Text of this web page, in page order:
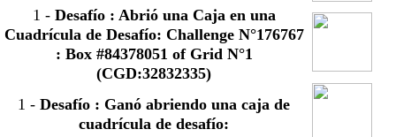
1 - Desafío : Abrió una Caja en una
Cuadrícula de Desafío: Challenge N°176767
: Box #84378051 of Grid N°1
(CGD:32832335)
1 -Desafío : Ganó abriendo una caja de
cuadrícula de desafío: